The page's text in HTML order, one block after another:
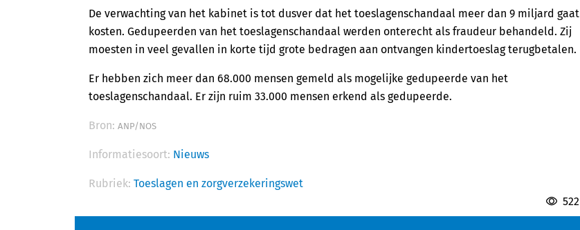
De verwachting van het kabinet is tot dusver dat het toeslagenschandaal meer dan 9 miljard gaat
kosten. Gedupeerden van het toeslagenschandaal werden onterecht als fraudeur behandeld. Zij
moesten in veel gevallen in korte tijd grote bedragen aan ontvangen kindertoeslag terugbetalen.
Er hebben zich meer dan 68.000 mensen gemeld als mogelijke gedupeerde van het
toeslagenschandaal. Er zijn ruim 33.000 mensen erkend als gedupeerde.
Bron: ANP/NOS
Informatiesoort: Nieuws
Rubriek: Toeslagen en zorgverzekeringswet
522